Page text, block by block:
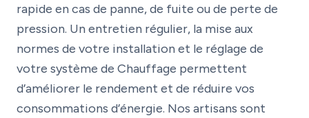
rapide en cas de panne, de fuite ou de perte de
pression. Un entretien régulier, la mise aux
normes de votre installation et le réglage de
votre système de Chauffage permettent
d’améliorer le rendement et de réduire vos
consommations d’énergie. Nos artisans sont